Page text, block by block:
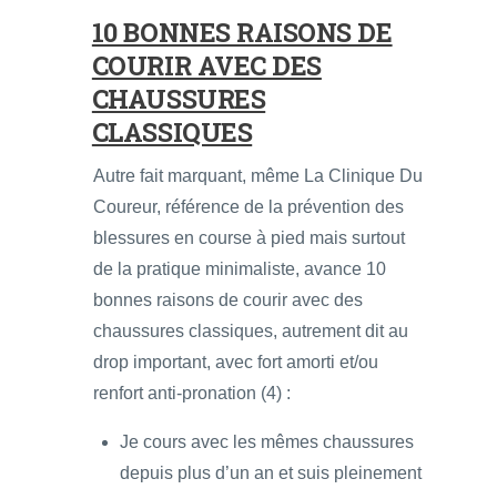
10 BONNES RAISONS DE
COURIR AVEC DES
CHAUSSURES
CLASSIQUES
Autre fait marquant, même La Clinique Du
Coureur, référence de la prévention des
blessures en course à pied mais surtout
de la pratique minimaliste, avance 10
bonnes raisons de courir avec des
chaussures classiques, autrement dit au
drop important, avec fort amorti et/ou
renfort anti-pronation (4) :
Je cours avec les mêmes chaussures
depuis plus d’un an et suis pleinement